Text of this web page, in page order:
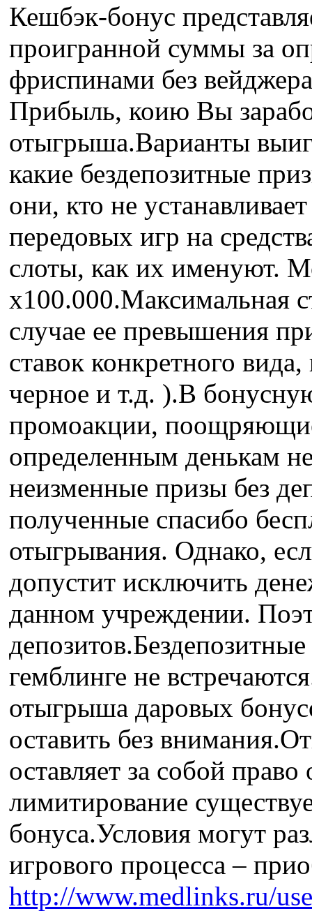
Кешбэк-бонус
проигранной суммы за
фриспинами без
Прибыль, коию Вы
отыгрыша.Варианты
какие бездепозитные
они, кто не
передовых игр на
слоты, как их именуют.
х100.000.Максимальная
случае ее превышения
ставок конкретного
черное и т.д. ).В
промоакции,
определенным денькам
неизменные призы без
полученные спасибо
отыгрывания. Однако,
допустит исключить
данном учреждении.
гемблинге не
отыгрыша даровых
оставить без
оставляет за собой
лимитирование
бонуса.Условия могут
игрового процесса –
http://www.medlinks.ru/